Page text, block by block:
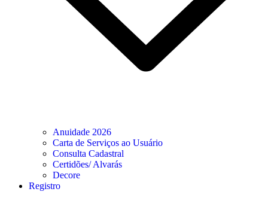
Anuidade 2026
Carta de Serviços ao Usuário
Consulta Cadastral
Certidões/ Alvarás
Decore
Registro